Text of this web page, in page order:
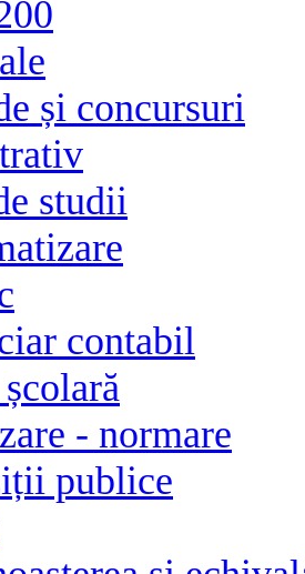
și concursuri
studii
contabil
- normare
publice